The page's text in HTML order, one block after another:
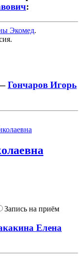
:
Экомед.
.
Гончаров Игорь
Запись на приём
Елена